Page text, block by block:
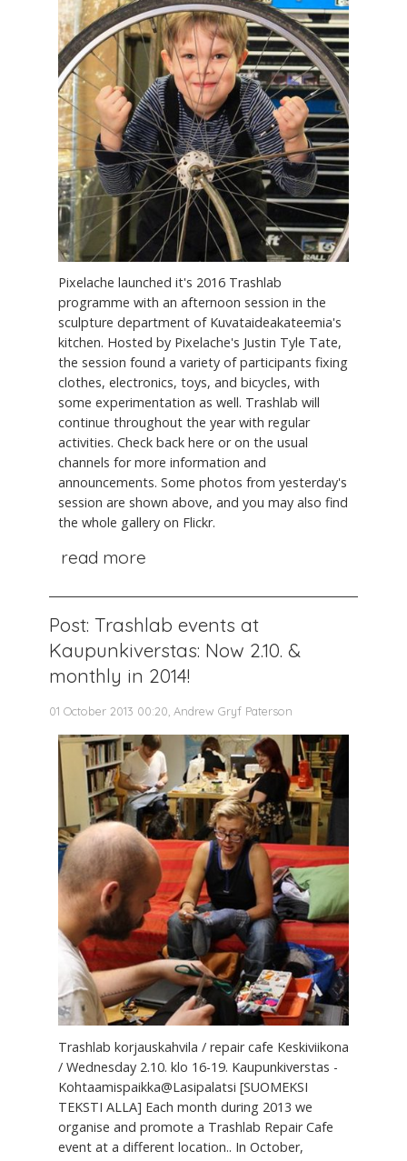
Pixelache launched it's 2016 Trashlab
programme with an afternoon session in the
sculpture department of Kuvataideakateemia's
kitchen. Hosted by Pixelache's Justin Tyle Tate,
the session found a variety of participants fixing
clothes, electronics, toys, and bicycles, with
some experimentation as well. Trashlab will
continue throughout the year with regular
activities. Check back here or on the usual
channels for more information and
announcements. Some photos from yesterday's
session are shown above, and you may also find
the whole gallery on Flickr.
read more
Post: Trashlab events at
Kaupunkiverstas: Now 2.10. &
monthly in 2014!
01 October 2013 00:20, Andrew Gryf Paterson
Trashlab korjauskahvila / repair cafe Keskiviikona
/ Wednesday 2.10. klo 16-19. Kaupunkiverstas -
Kohtaamispaikka@Lasipalatsi [SUOMEKSI
TEKSTI ALLA] Each month during 2013 we
organise and promote a Trashlab Repair Cafe
event at a different location.. In October,